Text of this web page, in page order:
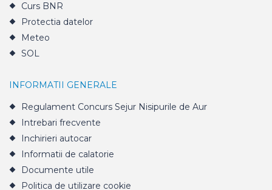
Curs BNR
Protectia datelor
Meteo
SOL
INFORMATII GENERALE
Regulament Concurs Sejur Nisipurile de Aur
Intrebari frecvente
Inchirieri autocar
Informatii de calatorie
Documente utile
Politica de utilizare cookie